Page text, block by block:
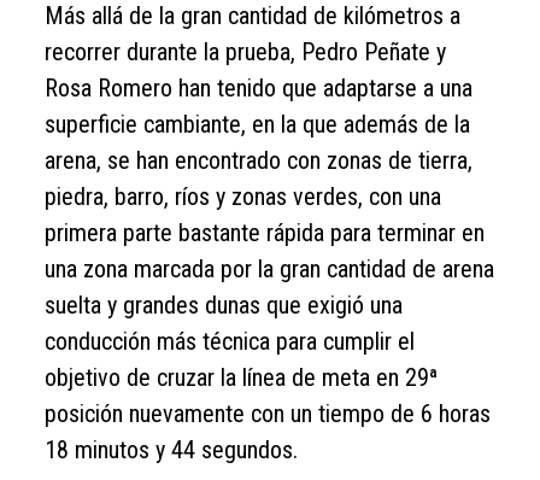
Más allá de la gran cantidad de kilómetros a
recorrer durante la prueba, Pedro Peñate y
Rosa Romero han tenido que adaptarse a una
superficie cambiante, en la que además de la
arena, se han encontrado con zonas de tierra,
piedra, barro, ríos y zonas verdes, con una
primera parte bastante rápida para terminar en
una zona marcada por la gran cantidad de arena
suelta y grandes dunas que exigió una
conducción más técnica para cumplir el
objetivo de cruzar la línea de meta en 29ª
posición nuevamente con un tiempo de 6 horas
18 minutos y 44 segundos.